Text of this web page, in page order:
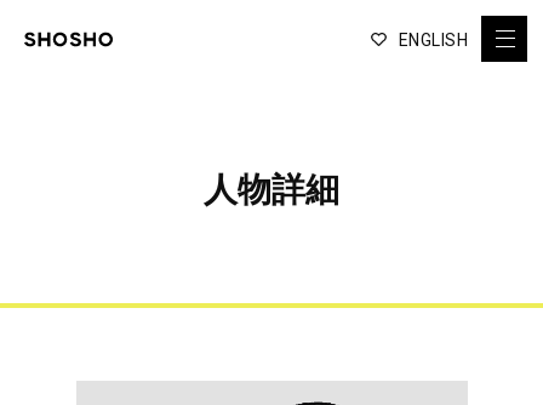
ENGLISH
人物詳細